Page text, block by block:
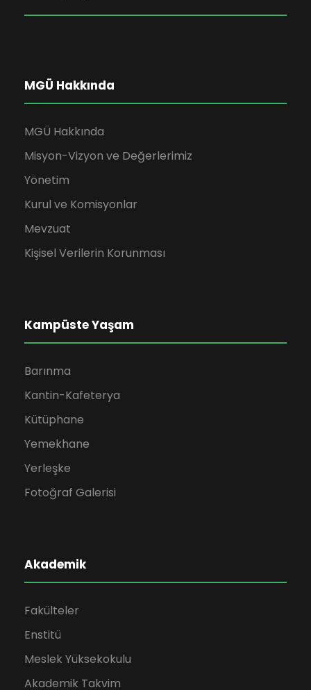
MGÜ Hakkında
MGÜ Hakkında
Misyon-Vizyon ve Değerlerimiz
Yönetim
Kurul ve Komisyonlar
Mevzuat
Kişisel Verilerin Korunması
Kampüste Yaşam
Barınma
Kantin-Kafeterya
Kütüphane
Yemekhane
Yerleşke
Fotoğraf Galerisi
Akademik
Fakülteler
Enstitü
Meslek Yüksekokulu
Akademik Takvim